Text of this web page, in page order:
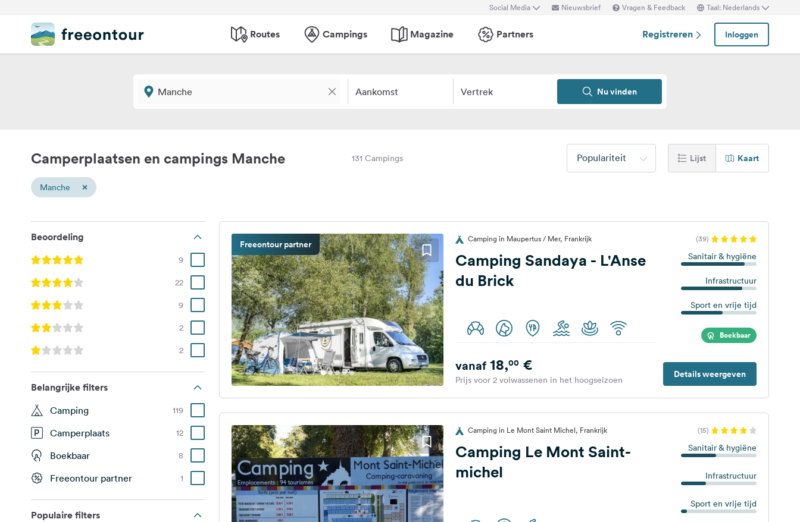
Social Media Nieuwsbrief Vragen & Feedback Taal: Nederlands
Routes Campings Magazine Partners Registreren Inloggen
Aankomst Vertrek Nu vinden
Camperplaatsen en campings Manche 131 Campings Populariteit Lijst Kaart
Manche ×
Beoordeling
9
22
9
2
2
Belangrijke filters
Camping 119
Camperplaats 12
Boekbaar 8
Freeontour partner 1
Populaire filters
Freeontour partner Camping in Maupertus / Mer, Frankrijk (39)
Camping Sandaya - L'Anse
du Brick
Sanitair & hygiëne
Infrastructuur
Sport en vrije tijd
Boekbaar
Details weergeven
vanaf18,00€
Prijs voor 2 volwassenen in het hoogseizoen
Camping in Le Mont Saint Michel, Frankrijk (15)
Camping Le Mont Saint-
michel
Sanitair & hygiëne
Infrastructuur
Sport en vrije tijd